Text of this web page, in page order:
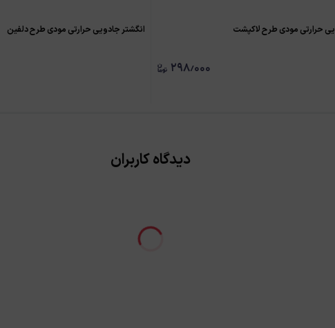
حرارتی مودی طرح لاکپشت
۲۹۸٫۰۰۰
انگشتر جادویی حرارتی مودی طرح دلفین
دیدگاه کاربران